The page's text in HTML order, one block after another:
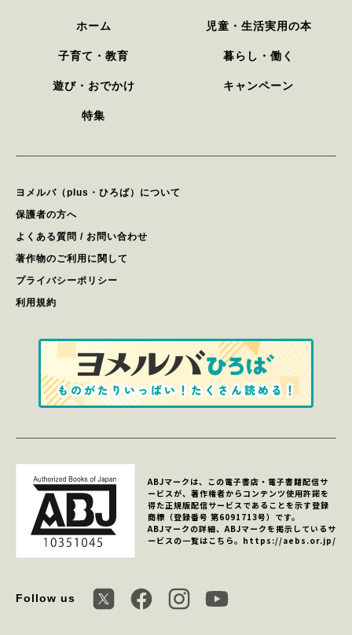
ホーム 児童・生活実用の本
子育て・教育 暮らし・働く
遊び・おでかけ キャンペーン
特集
ヨメルバ（plus・ひろば）について
保護者の方へ
よくある質問 / お問い合わせ
著作物のご利用に関して
プライバシーポリシー
利用規約
Follow us
ABJマークは、この電子書店・電子書籍配信サ
ービスが、著作権者からコンテンツ使用許諾を
得た正規版配信サービスであることを示す登録
商標（登録番号 第6091713号）です。
ABJマークの詳細、ABJマークを掲示しているサ
ービスの一覧はこちら。 https://aebs.or.jp/